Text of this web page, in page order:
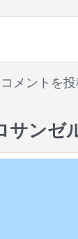
メントを投
サンゼ